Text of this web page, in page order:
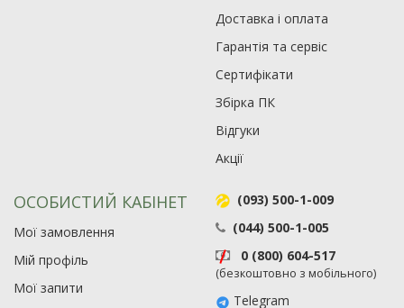
Доставка і оплата
Гарантія та сервіс
Сертифікати
Збірка ПК
Відгуки
Акції
ОСОБИСТИЙ КАБІНЕТ
Мої замовлення
Мій профіль
Мої запити
(093) 500-1-009
(044) 500-1-005
0 (800) 604-517
(безкоштовно з мобільного)
Telegram